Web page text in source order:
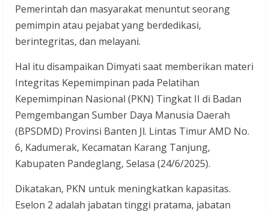
Pemerintah dan masyarakat menuntut seorang
pemimpin atau pejabat yang berdedikasi,
berintegritas, dan melayani.
Hal itu disampaikan Dimyati saat memberikan materi
Integritas Kepemimpinan pada Pelatihan
Kepemimpinan Nasional (PKN) Tingkat II di Badan
Pemgembangan Sumber Daya Manusia Daerah
(BPSDMD) Provinsi Banten Jl. Lintas Timur AMD No.
6, Kadumerak, Kecamatan Karang Tanjung,
Kabupaten Pandeglang, Selasa (24/6/2025).
Dikatakan, PKN untuk meningkatkan kapasitas.
Eselon 2 adalah jabatan tinggi pratama, jabatan